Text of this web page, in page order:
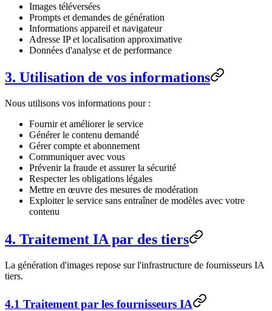
Images téléversées
Prompts et demandes de génération
Informations appareil et navigateur
Adresse IP et localisation approximative
Données d'analyse et de performance
3. Utilisation de vos informations
Nous utilisons vos informations pour :
Fournir et améliorer le service
Générer le contenu demandé
Gérer compte et abonnement
Communiquer avec vous
Prévenir la fraude et assurer la sécurité
Respecter les obligations légales
Mettre en œuvre des mesures de modération
Exploiter le service sans entraîner de modèles avec votre
contenu
4. Traitement IA par des tiers
La génération d'images repose sur l'infrastructure de fournisseurs IA
tiers.
4.1 Traitement par les fournisseurs IA